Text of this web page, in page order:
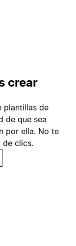
crear
plantillas de
de que sea
por ella. No te
de clics.